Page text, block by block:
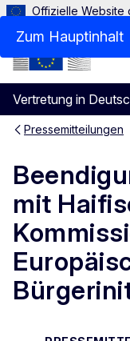
Zum Hauptinhalt
Offizielle Website
Vertretung in
Menu
Pressemitteilungen
mit